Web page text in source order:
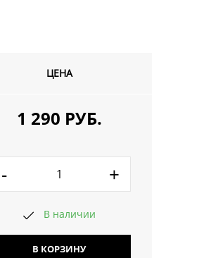
ЦЕНА
1 290 РУБ.
- +
В наличии
В КОРЗИНУ